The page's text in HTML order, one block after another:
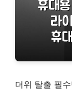
더위 탈출 필